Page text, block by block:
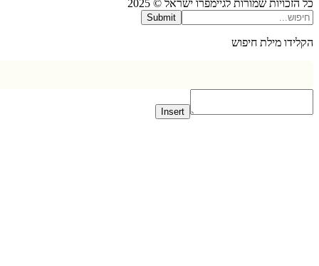
שמורות לגיימפרו ישראל © 2025
Submit
מילת חיפוש
Insert